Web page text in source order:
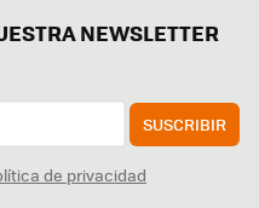
NEWSLETTER
SUSCRIBIR
de privacidad